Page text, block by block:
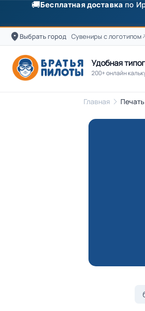
✨Скидка250 ₽на первый
Выбрать город Сувениры с логотипом
Удобная
200+ онлайн
Главная